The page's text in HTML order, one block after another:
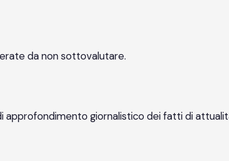
da non sottovalutare.
approfondimento giornalistico dei fatti di